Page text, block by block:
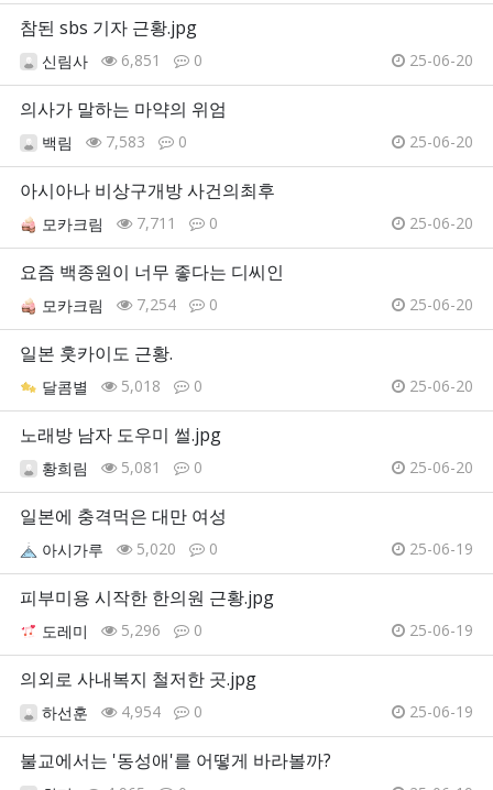
참된 sbs 기자 근황.jpg
신림사 6,851 0 25-06-20
의사가 말하는 마약의 위엄
백림 7,583 0 25-06-20
아시아나 비상구개방 사건의최후
모카크림 7,711 0 25-06-20
요즘 백종원이 너무 좋다는 디씨인
모카크림 7,254 0 25-06-20
일본 훗카이도 근황.
달콤별 5,018 0 25-06-20
노래방 남자 도우미 썰.jpg
황희림 5,081 0 25-06-20
일본에 충격먹은 대만 여성
아시가루 5,020 0 25-06-19
피부미용 시작한 한의원 근황.jpg
도레미 5,296 0 25-06-19
의외로 사내복지 철저한 곳.jpg
하선훈 4,954 0 25-06-19
불교에서는 '동성애'를 어떻게 바라볼까?